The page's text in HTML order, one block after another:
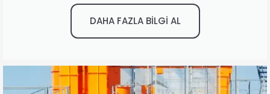
DAHA FAZLA BİLGİ AL